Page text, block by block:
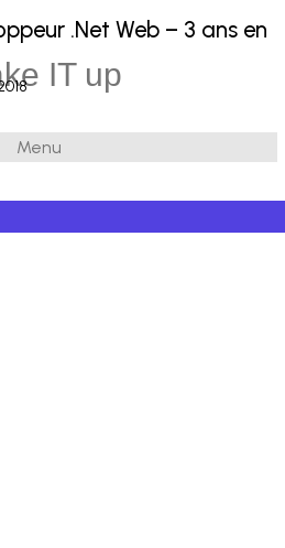
IT up
Menu
.Net Web – 3 ans en
C# MVC
Powered by